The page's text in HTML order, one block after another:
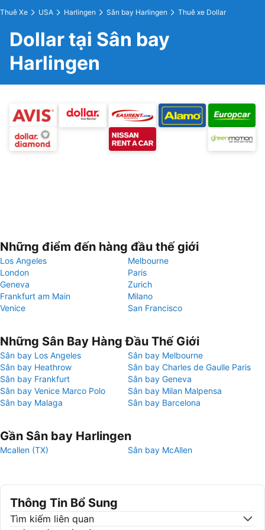
Thuê Xe USA Harlingen Sân bay Harlingen Thuê xe Dollar
Dollar tại Sân bay
Harlingen
Những điểm đến hàng đầu thế giới
Los Angeles
Melbourne
London
Paris
Geneva
Zurich
Frankfurt am Main
Milano
Venice
San Francisco
Những Sân Bay Hàng Đầu Thế Giới
Sân bay Los Angeles
Sân bay Melbourne
Sân bay Heathrow
Sân bay Charles de Gaulle Paris
Sân bay Frankfurt
Sân bay Geneva
Sân bay Venice Marco Polo
Sân bay Milan Malpensa
Sân bay Malaga
Sân bay Barcelona
Gần Sân bay Harlingen
Mcallen (TX) Sân bay McAllen
Thông Tin Bổ Sung
Tìm kiếm liên quan